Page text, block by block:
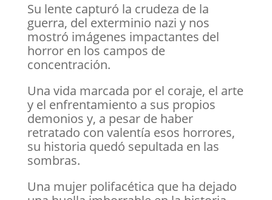
Su lente capturó la crudeza de la
guerra, del exterminio nazi y nos
mostró imágenes impactantes del
horror en los campos de
concentración.
Una vida marcada por el coraje, el arte
y el enfrentamiento a sus propios
demonios y, a pesar de haber
retratado con valentía esos horrores,
su historia quedó sepultada en las
sombras.
Una mujer polifacética que ha dejado